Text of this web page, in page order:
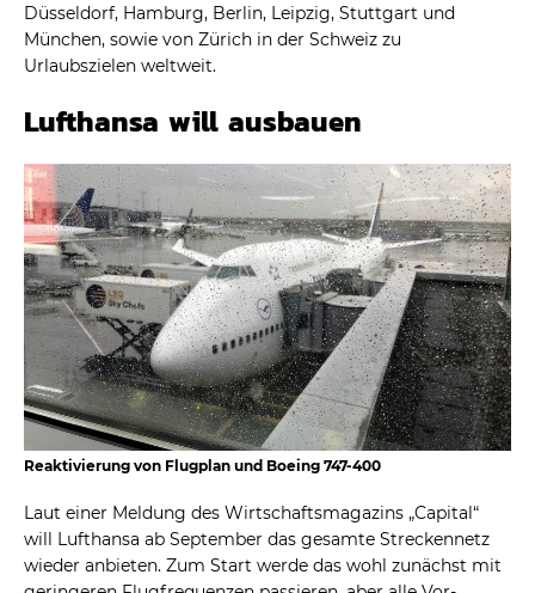
Düsseldorf, Hamburg, Berlin, Leipzig, Stuttgart und
München, sowie von Zürich in der Schweiz zu
Urlaubszielen weltweit.
Lufthansa will ausbauen
Reaktivierung von Flugplan und Boeing 747-400
Laut einer Meldung des Wirtschaftsmagazins „Capital“
will Lufthansa ab September das gesamte Streckennetz
wieder anbieten. Zum Start werde das wohl zunächst mit